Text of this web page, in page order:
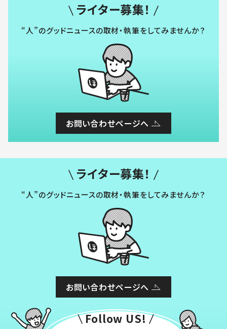
ライター募集！
“人”のグッドニュースの取材・執筆をしてみませんか？
お問い合わせページへ
ライター募集！
“人”のグッドニュースの取材・執筆をしてみませんか？
お問い合わせページへ
Follow US!